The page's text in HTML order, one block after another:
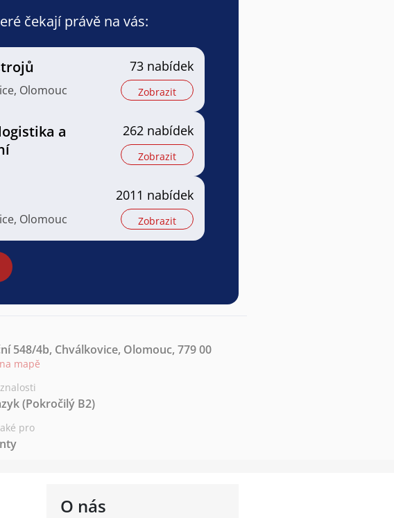
čekají právě na vás:
Olomouc
73 nabídek
Zobrazit
a
262 nabídek
Zobrazit
Olomouc
2011 nabídek
Zobrazit
548/4b, Chválkovice, Olomouc, 779 00
mapě
(Pokročilý B2)
pro
O nás